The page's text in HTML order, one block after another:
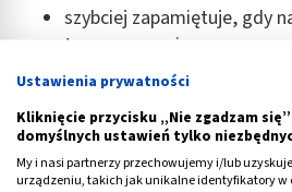
szybciej zapamiętuje, gdy
tego, czego się uczy
prowadzi zadbany zeszyt,
estetyczne szlaczki i
częściej używa zwrotów
zobacz, przedstawiłem to,
Ustawienia prywatności
Kliknięcie przycisku „Nie zgadzam
domyślnych ustawień tylko
My i nasi partnerzy przechowujemy i/lub
urządzeniu, takich jak unikalne identyfikatory w